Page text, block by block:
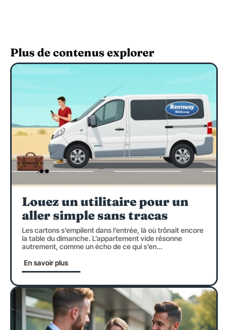
Plus de contenus explorer
Louez un utilitaire pour un
aller simple sans tracas
Les cartons s’empilent dans l’entrée, là où trônait encore
la table du dimanche. L’appartement vide résonne
autrement, comme un écho de ce qui s’en…
En savoir plus